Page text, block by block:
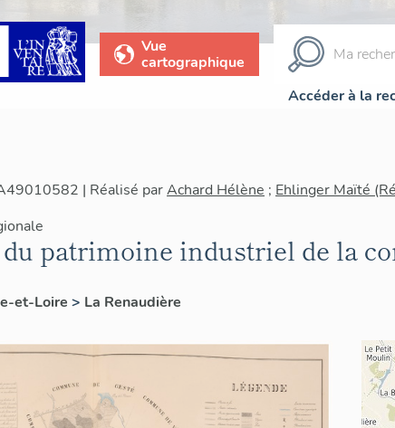
Vue
cartographique
Accéder à la
| Réalisé parAchard Hélène ; Ehlinger Maïté
patrimoine industriel de la
et-Loire > La Renaudière